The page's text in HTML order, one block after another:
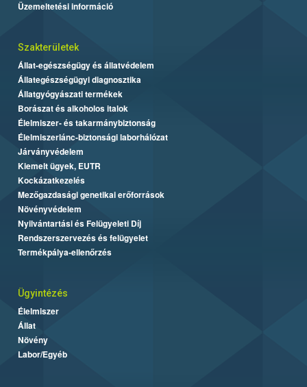
Üzemeltetési információ
Szakterületek
Állat-egészségügy és állatvédelem
Állategészségügyi diagnosztika
Állatgyógyászati termékek
Borászat és alkoholos italok
Élelmiszer- és takarmánybiztonság
Élelmiszerlánc-biztonsági laborhálózat
Járványvédelem
Kiemelt ügyek, EUTR
Kockázatkezelés
Mezőgazdasági genetikai erőforrások
Növényvédelem
Nyilvántartási és Felügyeleti Díj
Rendszerszervezés és felügyelet
Termékpálya-ellenőrzés
Ügyintézés
Élelmiszer
Állat
Növény
Labor/Egyéb